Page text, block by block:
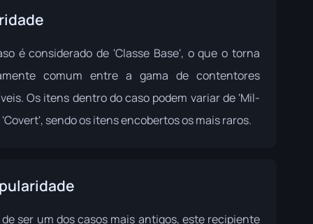
é considerado de 'Classe Base', o que o torna
comum entre a gama de contentores
Os itens dentro do caso podem variar de 'Mil-
'Covert', sendo os itens encobertos os mais raros.
de ser um dos casos mais antigos, este recipiente